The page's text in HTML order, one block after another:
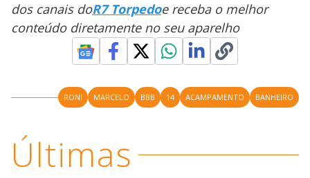
dos canais doR7 Torpedoe receba o melhor
conteúdo diretamente no seu aparelho
RONI MARCELO BBB 14 ACAMPAMENTO BANHEIRO
Últimas